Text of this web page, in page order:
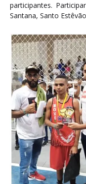
participantes.
Santana, Santo